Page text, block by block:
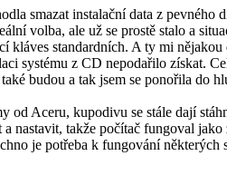
smazat instalační data z
volba, ale už se prostě stalo a
kláves standardních. A ty mi
systému z CD nepodařilo získat.
budou a tak jsem se ponořila do
Aceru, kupodivu se stále dají
nastavit, takže počítač fungoval
je potřeba k fungování